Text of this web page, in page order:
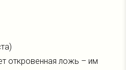
откровенная ложь – им